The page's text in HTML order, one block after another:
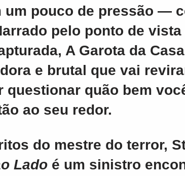
um pouco de pressão —
pelo ponto de vista
A Garota da
e brutal que vai
questionar quão bem
ao seu redor.
do mestre do terror,
Ladoé um sinistro